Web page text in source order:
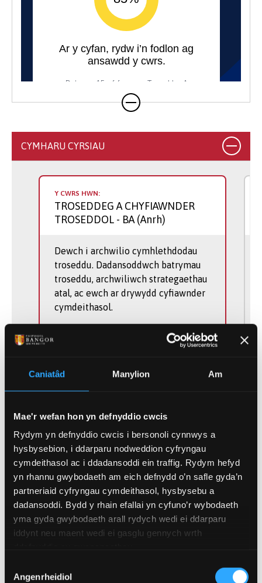
Caniatâd Manylion Am
Mae'r wefan hon yn defnyddio cwcis
Rydym yn defnyddio cwcis i bersonoli cynnwys a
hysbysebion, i ddarparu nodweddion cyfryngau
cymdeithasol ac i ddadansoddi ein traffig. Rydym hefyd
yn rhannu gwybodaeth am eich defnydd o’n safle gyda’n
partneriaid cyfryngau cymdeithasol, hysbysebu a
dadansoddi. Bydd y rhain efallai yn cyfuno’r wybodaeth
yma gyda gwybodaeth arall rydych wedi ei ddarparu
iddynt neu maent wedi ei gasglu gennych wrth
Caniatâd
Angenrheidiol
CYMHARU CYRSIAU
Y CWRS HWN:
TROSEDDEG A CHYFIAWNDER
TROSEDDOL - BA (Anrh)
Dewch i archwilio cymhlethdodau
troseddu. Dadansoddwch batrymau
troseddu, archwiliwch strategaethau
atal, ac ewch ar drywydd cyfiawnder
cymdeithasol.
Cod UCAS
Hyd 3 Blynedd
Modd Astudio
Llawn Amser, Rhan
Amser